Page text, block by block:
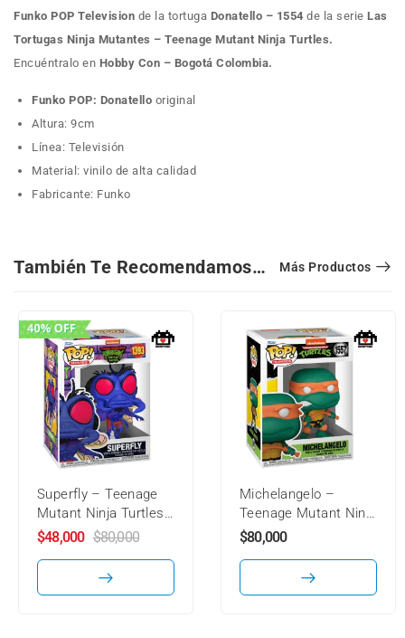
Funko POP Television de la tortuga Donatello – 1554 de la serie Las
Tortugas Ninja Mutantes – Teenage Mutant Ninja Turtles.
Encuéntralo en Hobby Con – Bogotá Colombia.
Funko POP: Donatello original
Altura: 9cm
Línea: Televisión
Material: vinilo de alta calidad
Fabricante: Funko
También Te Recomendamos… Más Productos
Superfly – Teenage
Mutant Ninja Turtles:
Mutant Mayhem –
$48,000 $80,000
Michelangelo –
Teenage Mutant Ninja
Turtles – 1557 –
$80,000